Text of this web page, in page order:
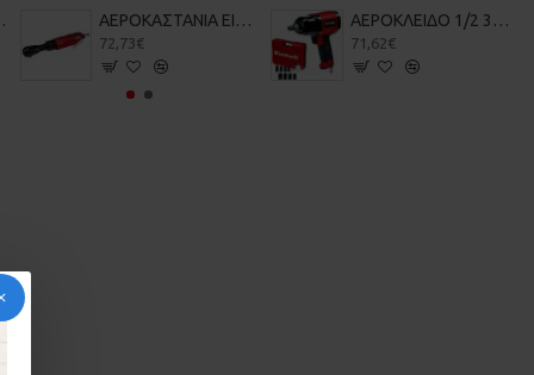
3403330 ΑΕΡΟΚΑΣΤΑΝΙΑ EINHELL TC-PR 68 4139180
72,73€
ΑΕΡΟΚΛΕΙΔΟ 1/2 340Nm ΜΕ ΚΑΡΥΔΑΚΙΑ EINHELL TC-PW340 4138950
71,62€